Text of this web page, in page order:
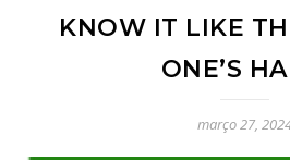
KNOW IT LIKE
ONE’S
março 27,